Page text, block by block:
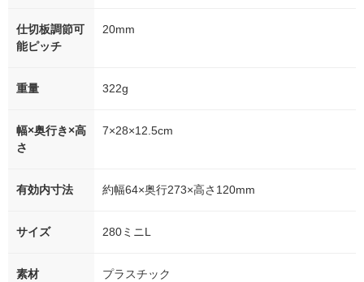
仕切板調節可
能ピッチ
20mm
重量 322g
幅×奥行き×高
さ
7×28×12.5cm
有効内寸法 約幅64×奥行273×高さ120mm
サイズ 280ミニL
素材 プラスチック